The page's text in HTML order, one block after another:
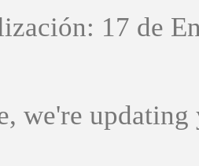
17 de
we're